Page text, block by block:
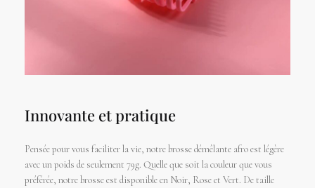
Innovante et pratique
Pensée pour vous faciliter la vie, notre brosse démêlante afro est légère
avec un poids de seulement 79g. Quelle que soit la couleur que vous
préférée, notre brosse est disponible en Noir, Rose et Vert. De taille